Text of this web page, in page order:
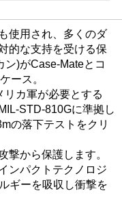
使用され、多くのダ
的な支持を受ける保
)がCase-Mateとコ
ース。
リカ軍が必要とする
STD-810Gに準拠し
の落下テストをクリ
撃から保護します。
ンパクトテクノロジ
ギーを吸収し衝撃を